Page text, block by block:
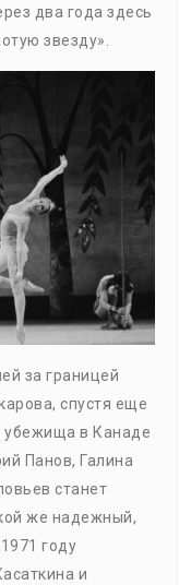
два года здесь
звезду».
за границей
спустя еще
убежища в Канаде
Панов, Галина
станет
же надежный,
году
и